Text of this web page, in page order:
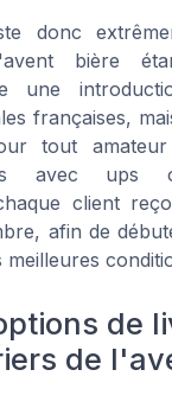
donc
bière
une
françaises,
tout
avec ups
client
afin de
de
de